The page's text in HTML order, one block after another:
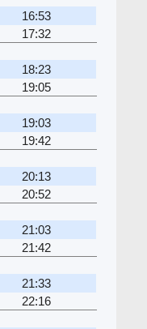
16:53
17:32
18:23
19:05
19:03
19:42
20:13
20:52
21:03
21:42
21:33
22:16